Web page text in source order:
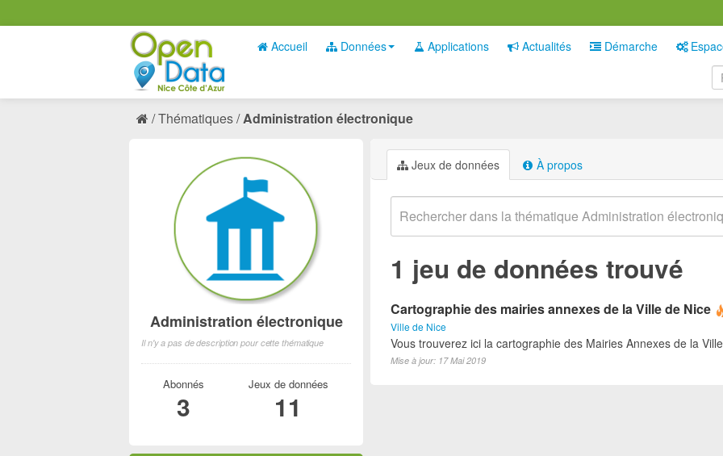
Accueil Données Applications Actualités Démarche
Thématiques Administration électronique
Jeux de données À propos
1 jeu de données trouvé
Cartographie des mairies annexes de la Ville de Nice
Ville de Nice
Vous trouverez ici la cartographie des Mairies Annexes de la
Mise à jour: 17 Mai 2019
Administration électronique
Il n'y a pas de description pour cette thématique
Abonnés
3
Jeux de données
11